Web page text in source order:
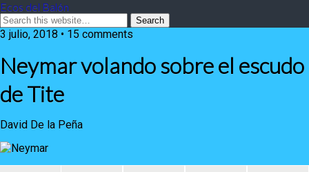
Ecos del Balón
3 julio, 2018 • 15 comments
Neymar volando sobre el escudo
de Tite
David De la Peña